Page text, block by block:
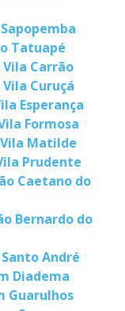
Tatuapé
Carrão
Curuçá
Esperança
Formosa
Matilde
Prudente
Caetano do
Bernardo do
André
Diadema
Guarulhos